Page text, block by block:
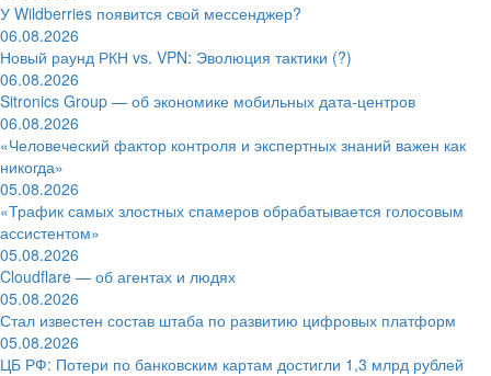
У Wildberries появится свой мессенджер?
06.08.2026
Новый раунд РКН vs. VPN: Эволюция тактики (?)
06.08.2026
Sitronics Group — об экономике мобильных дата-центров
06.08.2026
«Человеческий фактор контроля и экспертных знаний важен как
никогда»
05.08.2026
«Трафик самых злостных спамеров обрабатывается голосовым
ассистентом»
05.08.2026
Cloudflare — об агентах и людях
05.08.2026
Стал известен состав штаба по развитию цифровых платформ
05.08.2026
ЦБ РФ: Потери по банковским картам достигли 1,3 млрд рублей